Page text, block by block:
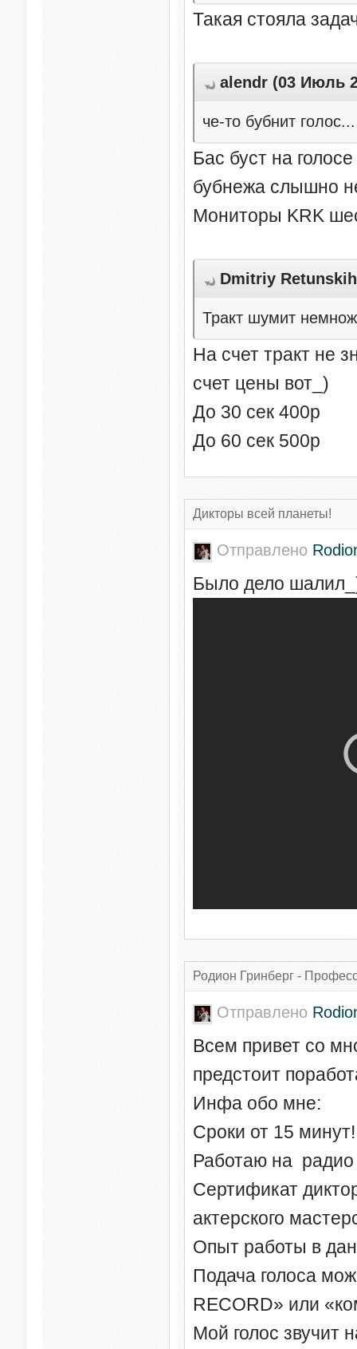
Такая стояла
alendr (03 Июль
че-то бубнит
Бас буст на
бубнежа слышно
Мониторы KRK
Dmitriy
Тракт шумит
На счет тракт не
счет цены вот_)
До 30 сек 400р
До 60 сек 500р
Дикторы всей планеты!
Отправлено
Было дело
Родион Гринберг -
Отправлено
Всем привет со
предстоит
Инфа обо мне:
Сроки от 15 минут!
Работаю на радио
Сертификат
актерского
Опыт работы в
Подача голоса
RECORD» или
Мой голос звучит